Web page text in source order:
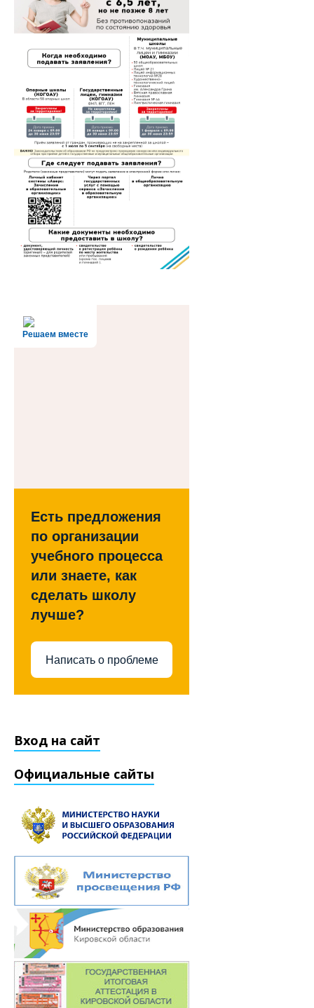
Решаем вместе
Есть предложения
по организации
учебного процесса
или знаете, как
сделать школу
лучше?
Написать о проблеме
Вход на сайт
Официальные сайты